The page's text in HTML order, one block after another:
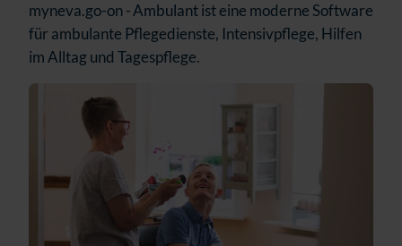
myneva.go-on - Ambulant ist eine moderne Software
für ambulante Pflegedienste, Intensivpflege, Hilfen
im Alltag und Tagespflege.